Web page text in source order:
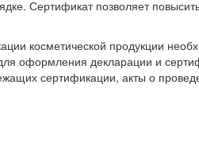
Сертификат позволяет
косметической продукции
оформления декларации и
сертификации, акты о